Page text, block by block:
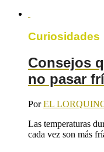
Curiosidades
Consejos
no pasar
PorEL
Las temperaturas
cada vez son más